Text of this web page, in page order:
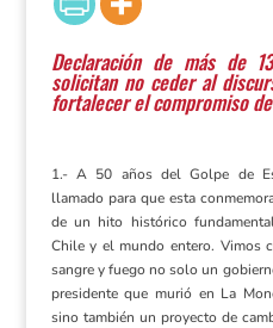
Declaración de más de
solicitan no ceder al
fortalecer el compromiso de
1.- A 50 años del Golpe de
llamado para que esta
de un hito histórico
Chile y el mundo entero. Vimos
sangre y fuego no solo un
presidente que murió en La
sino también un proyecto de